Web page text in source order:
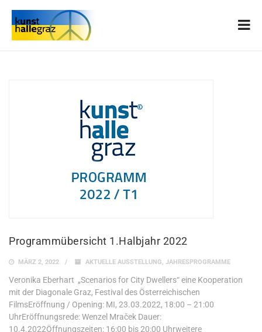
Programmübersicht 1.Halbjahr 2022
MÄRZ 2, 2022 AKTUELLE AUSSTELLUNG, JAHRESPROGRAMME
Veronika Eberhart „Scenarios for City Dwellers“ eine Kooperation
mit der Diagonale Graz, Festival des Österreichischen
FilmsEröffnung / Opening: MI, 23.03.2022, 18:00 – 21:00
UhrEröffnungsrede: Wenzel Mraček Dauer:
10.4.2022Öffnungszeiten: 16:00 bis 20:00 Uhrweitere